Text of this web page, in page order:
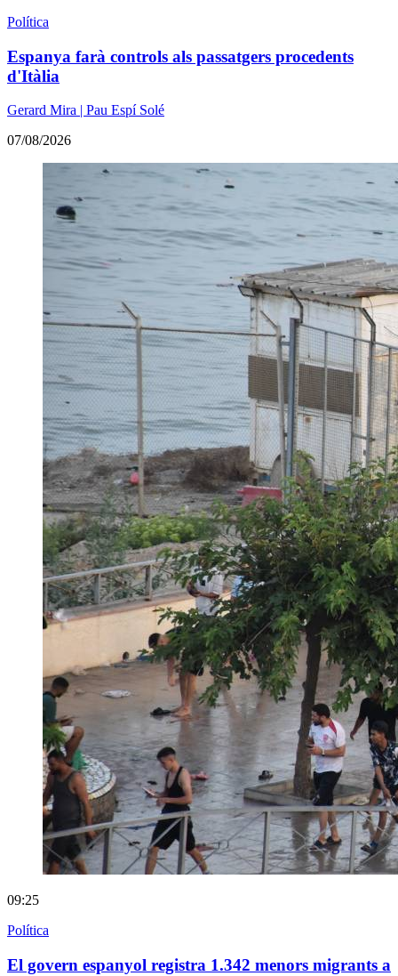
Política
Espanya farà controls als passatgers procedents
d'Itàlia
Gerard Mira | Pau Espí Solé
07/08/2026
09:25
Política
El govern espanyol registra 1.342 menors migrants a